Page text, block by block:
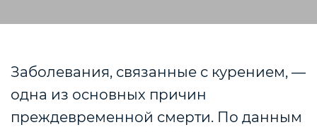
Заболевания, связанные с курением, —
одна из основных причин
преждевременной смерти. По данным